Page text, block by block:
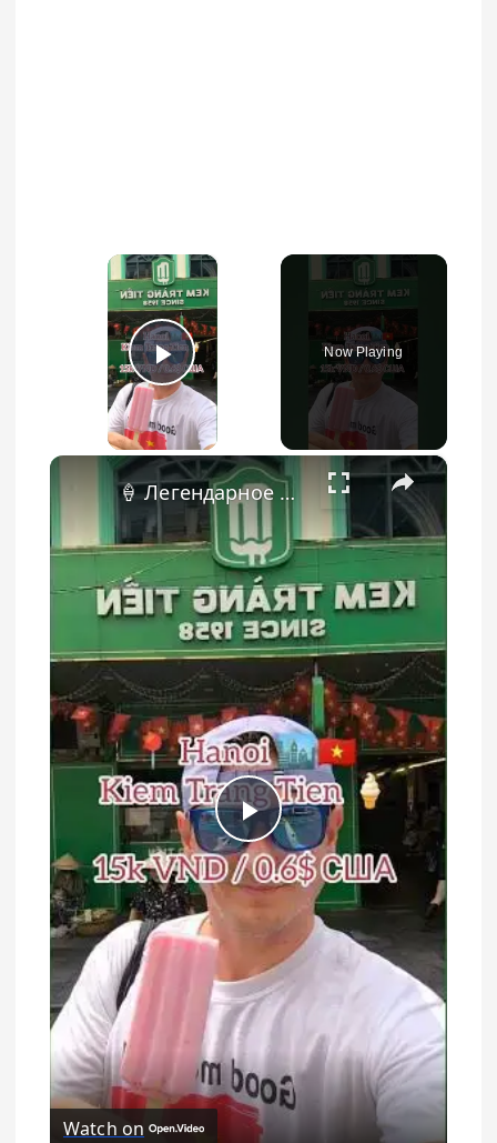
×
Play Video
Now Playing
×
Play Video
🍦 Легендарное мороженое в Ханое — Kem Tràng Tiền
Watch on